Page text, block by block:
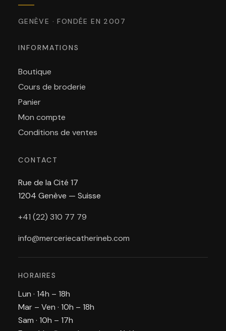
GENÈVE · FONDÉE EN 2007
INFORMATIONS
Boutique
Cours de broderie
Panier
Mon compte
Conditions de ventes
CONTACT
Rue de la Cité 17
1204 Genève — Suisse
+41 (22) 310 77 79
info@merceriecatherineb.com
HORAIRES
Lun · 14h – 18h
Mar – Ven · 10h – 18h
Sam · 10h – 17h